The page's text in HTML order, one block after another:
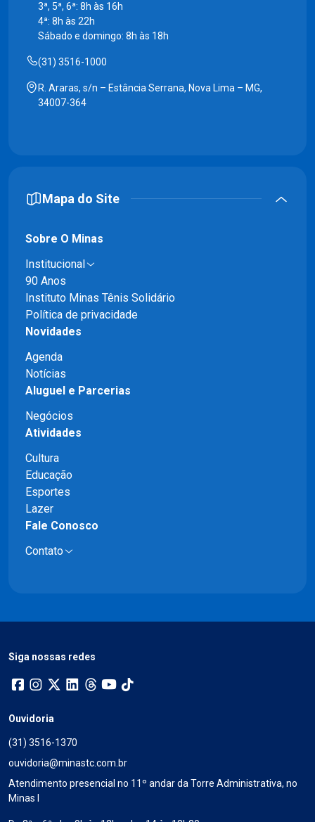
3ª, 5ª, 6ª: 8h às 16h
4ª: 8h às 22h
Sábado e domingo: 8h às 18h
(31) 3516-1000
R. Araras, s/n – Estância Serrana, Nova Lima – MG,
34007-364
Mapa do Site
Sobre O Minas
Institucional
90 Anos
Instituto Minas Tênis Solidário
Política de privacidade
Novidades
Agenda
Notícias
Aluguel e Parcerias
Negócios
Atividades
Cultura
Educação
Esportes
Lazer
Fale Conosco
Contato
Siga nossas redes
Ouvidoria
(31) 3516-1370
ouvidoria@minastc.com.br
Atendimento presencial no 11º andar da Torre Administrativa, no
Minas I